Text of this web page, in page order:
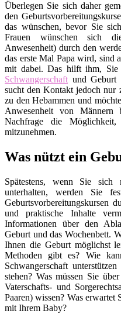
Überlegen Sie sich daher
den
das wünschen, bevor Sie
Frauen wünschen sich
Anwesenheit) durch den
das erste Mal Papa wird, sind
mit dabei. Das hilft ihm, Sie
Schwangerschaft und Geburt
sucht den Kontakt jedoch nur
zu den Hebammen und
Anwesenheit von
Nachfrage die Möglichkeit,
mitzunehmen.
Was nützt ein
Spätestens, wenn Sie sich
unterhalten, werden Sie
Geburtsvorbereitungskursen
und praktische Inhalte
Informationen über den
Geburt und das Wochenbett.
Ihnen die Geburt möglichst
Methoden gibt es? Wie
Schwangerschaft
stehen? Was müssen Sie
Vaterschafts- und
Paaren) wissen? Was erwartet
mit Ihrem Baby?